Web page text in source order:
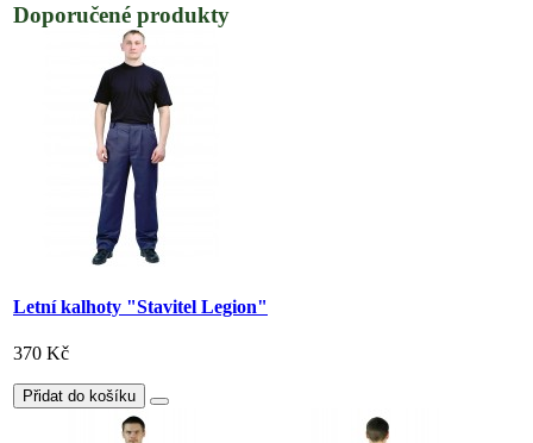
Doporučené produkty
Letní kalhoty "Stavitel Legion"
370 Kč
Přidat do košíku